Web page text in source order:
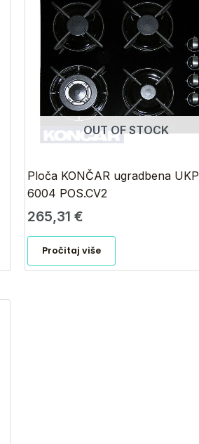
OUT OF STOCK
Ploča KONČAR ugradbena UKP
6004 POS.CV2
265,31 €
Pročitaj više